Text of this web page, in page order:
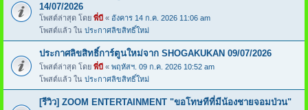
14/07/2026
โพสต์ล่าสุด โดย พี่บี « อังคาร 14 ก.ค. 2026 11:06 am
โพสต์แล้ว ใน ประกาศลิขสิทธิ์ใหม่
ประกาศลิขสิทธิ์การ์ตูนใหม่จาก SHOGAKUKAN 09/07/2026
โพสต์ล่าสุด โดย พี่บี « พฤหัสฯ. 09 ก.ค. 2026 10:52 am
โพสต์แล้ว ใน ประกาศลิขสิทธิ์ใหม่
[รีวิว] ZOOM ENTERTAINMENT "ขอโทษทีที่มีน้องชายจอมป่วน"